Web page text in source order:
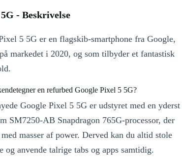
- Beskrivelse
5 5G er en flagskib-smartphone fra Google,
markedet i 2020, og som tilbyder et fantastisk
en refurbed Google Pixel 5 5G?
Google Pixel 5 5G er udstyret med en yderst
SM7250-AB Snapdragon 765G-processor, der
masser af power. Derved kan du altid stole
og anvende talrige tabs og apps samtidig.